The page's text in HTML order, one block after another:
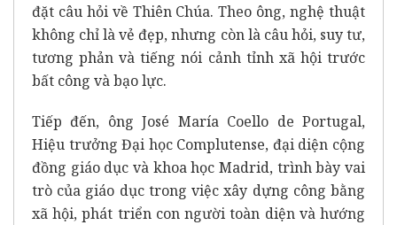
đặt câu hỏi về Thiên Chúa. Theo ông, nghệ thuật
không chỉ là vẻ đẹp, nhưng còn là câu hỏi, suy tư,
tương phản và tiếng nói cảnh tỉnh xã hội trước
bất công và bạo lực.
Tiếp đến, ông José María Coello de Portugal,
Hiệu trưởng Đại học Complutense, đại diện cộng
đồng giáo dục và khoa học Madrid, trình bày vai
trò của giáo dục trong việc xây dựng công bằng
xã hội, phát triển con người toàn diện và hướng